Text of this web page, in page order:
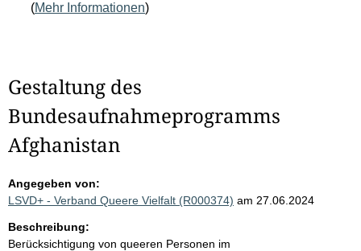
(Mehr Informationen)
Gestaltung des
Bundesaufnahmeprogramms
Afghanistan
Angegeben von:
LSVD+ - Verband Queere Vielfalt (R000374) am 27.06.2024
Beschreibung:
Berücksichtigung von queeren Personen im